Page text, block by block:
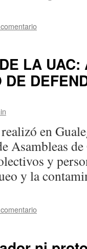
LA
en
Asambleas
y
y la